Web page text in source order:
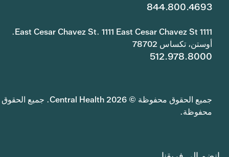
844.800.4693
1111 East Cesar Chavez St. 1111 East Cesar Chavez St.
أوستن، تكساس 78702
512.978.8000
جميع الحقوق محفوظة © 2026 Central Health. جميع الحقوق
محفوظة.